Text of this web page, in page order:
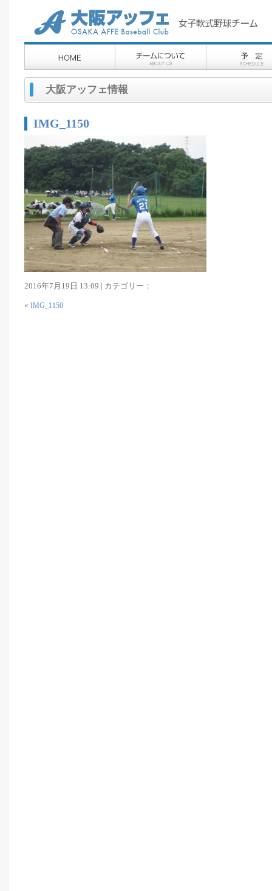
大阪アッフェ情報
IMG_1150
2016年7月19日 13:09 | カテゴリー：
« IMG_1150